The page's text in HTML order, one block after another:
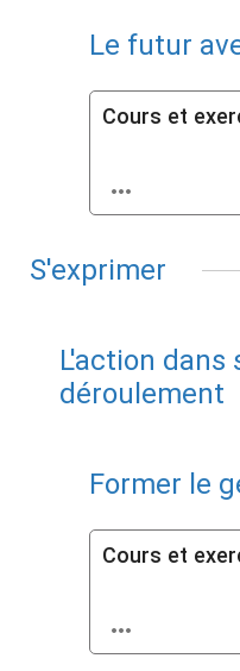
Le futur
Cours et

S'exprimer
L'action dans
déroulement
Former le
Cours et
